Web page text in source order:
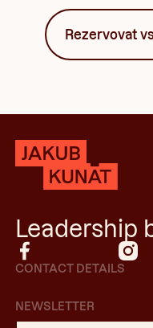
Rezervovat
Leadership
CONTACT DETAILS
NEWSLETTER